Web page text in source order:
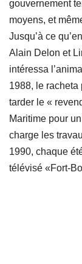
gouvernement
moyens, et
Jusqu’à ce
Alain Delon et
intéressa
1988, le racheta
tarder le «
Maritime pour
charge les
1990, chaque
télévisé «Fort-